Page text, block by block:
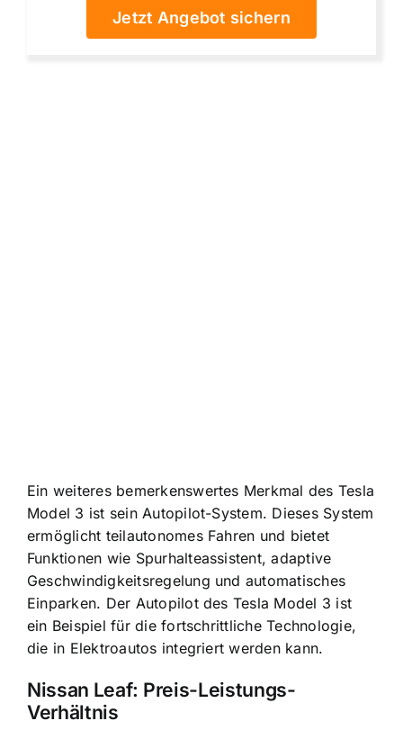
Jetzt Angebot sichern
Ein weiteres bemerkenswertes Merkmal des Tesla
Model 3 ist sein Autopilot-System. Dieses System
ermöglicht teilautonomes Fahren und bietet
Funktionen wie Spurhalteassistent, adaptive
Geschwindigkeitsregelung und automatisches
Einparken. Der Autopilot des Tesla Model 3 ist
ein Beispiel für die fortschrittliche Technologie,
die in Elektroautos integriert werden kann.
Nissan Leaf: Preis-Leistungs-
Verhältnis